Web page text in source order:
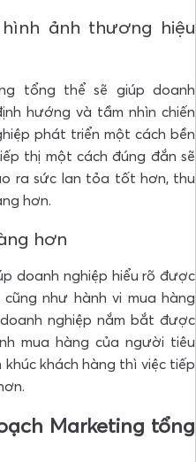
ảnh thương hiệu
tổng thể sẽ giúp doanh
hướng và tầm nhìn chiến
phát triển một cách bền
thị một cách đúng đắn sẽ
ra sức lan tỏa tốt hơn, thu
hơn.
hơn
doanh nghiệp hiểu rõ được
như hành vi mua hàng
nghiệp nắm bắt được
mua hàng của người tiêu
khách hàng thì việc tiếp
Marketing tổng